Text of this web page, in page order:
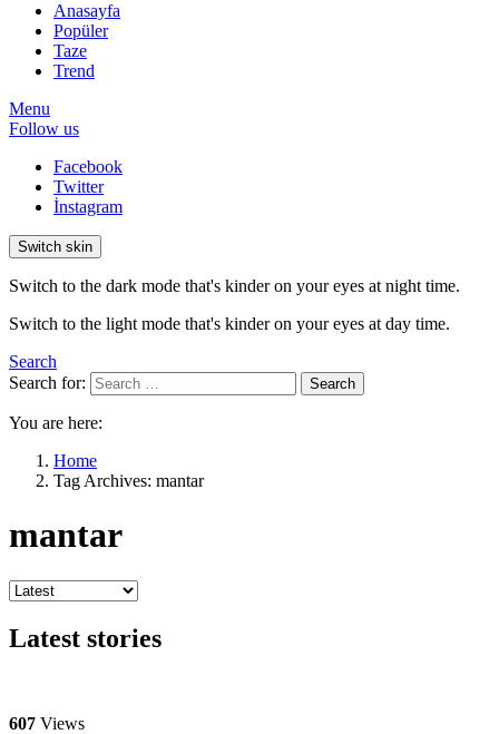
Anasayfa
Popüler
Taze
Trend
Menu
Follow us
Facebook
Twitter
İnstagram
Switch skin
Switch to the dark mode that's kinder on your eyes at night time.
Switch to the light mode that's kinder on your eyes at day time.
Search
Search for:
Search
You are here:
Home
Tag Archives: mantar
mantar
Latest stories
607 Views